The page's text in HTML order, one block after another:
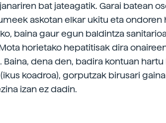
bat jateagatik. Garai batean
askotan elkar ukitu eta ondoren
baina gaur egun baldintza
horietako hepatitisak dira
Baina, dena den, badira kontuan
koadroa), gorputzak birusari
izan ez dadin.